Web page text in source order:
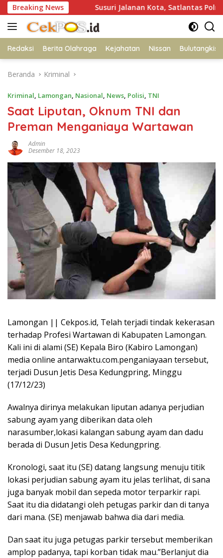
Langsung
ke
konten
Breaking NewsSusuri Jalanan Kota, Satlantas Polres Gresik
Redaksi Berita Olahraga Kejahatan Nissan Bulutangkis
Beranda Kriminal
Kriminal, Lamongan, Nasional, News, Polisi, TNI
Saat Liputan, Oknum TNI dan
Preman Menganiaya Wartawan
Admin
Desember 18, 2023
Lamongan || Cekpos.id, Telah terjadi tindak kekerasan
terhadap Profesi Wartawan di Kabupaten Lamongan.
Kali ini di alami (SE) Kepala Biro (Kabiro Lamongan)
media online antarwaktu.com.penganiayaan tersebut,
terjadi Dusun Jetis Desa Kedungpring, Minggu
(17/12/23)
Awalnya dirinya melakukan liputan adanya perjudian
sabung ayam yang diberikan data oleh
narasumber,lokasi kalangan sabung ayam dan dadu
berada di Dusun Jetis Desa Kedungpring.
Kronologi, saat itu (SE) datang langsung menuju titik
lokasi perjudian sabung ayam itu jelas terlihat, di sana
juga banyak mobil dan sepeda motor terparkir rapi.
Saat itu dia didatangi oleh petugas parkir dan di tanya
dari mana. (SE) menjawab bahwa dia dari media.
Dan saat itu juga petugas parkir tersebut memberikan
amplop padanya, tapi korban tidak mau.”Berlanjut dia